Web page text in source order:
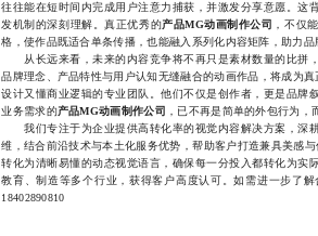
往往能在短时间内完成用户注意力捕获，并激发分享意愿。这
发机制的深刻理解。真正优秀的产品MG动画制作公司 ，不仅
格，使作品既适合单条传播，也能融入系列化内容矩阵，助力品
从长远来看，未来的内容竞争将不再只是素材数量的比拼
品牌理念、产品特性与用户认知无缝融合的动画作品，将成为
设计又懂商业逻辑的专业团队。他们不仅是创作者，更是品牌
业务需求的产品MG动画制作公司 ，已不再是简单的外包行为
我们专注于为企业提供高转化率的视觉内容解决方案，深
维，结合前沿技术与本土化服务优势，帮助客户打造兼具美感
转化为清晰易懂的动态视觉语言，确保每一分投入都转化为实
教育、制造等多个行业，获得客户高度认可。如需进一步了
18402890810